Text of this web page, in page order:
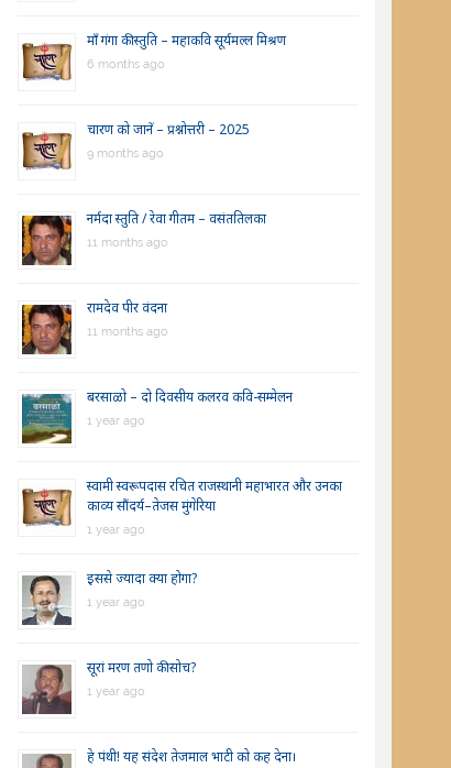
माँ गंगा की स्तुति – महाकवि सूर्यमल्ल मिश्रण
6 months ago
चारण को जानें – प्रश्नोत्तरी – 2025
9 months ago
नर्मदा स्तुति / रेवा गीतम – वसंततिलका
11 months ago
रामदेव पीर वंदना
11 months ago
बरसाळो – दो दिवसीय कलरव कवि-सम्मेलन
1 year ago
स्वामी स्वरूपदास रचित राजस्थानी महाभारत और उनका
काव्य सौंदर्य–तेजस मुंगेरिया
1 year ago
इससे ज्यादा क्या होगा?
1 year ago
सूरां मरण तणो की सोच?
1 year ago
हे पंथी! यह संदेश तेजमाल भाटी को कह देना।